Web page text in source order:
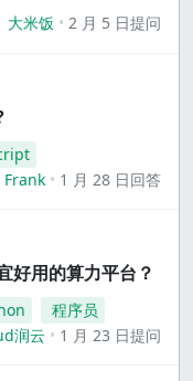
大米饭 2 月 5 日提问
Frank
1 月 28 日回答
好用的算力平台？
程序员
润云
1 月 23 日提问